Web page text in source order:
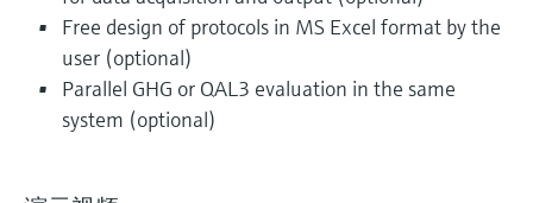
Free design of protocols in MS Excel format by the
user (optional)
Parallel GHG or QAL3 evaluation in the same
system (optional)